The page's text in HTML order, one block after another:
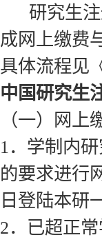
研究生注
成网上缴费
具体流程见
中国研究生
（一）网上
1．学制内
的要求进行
日登陆本研
2．已超正